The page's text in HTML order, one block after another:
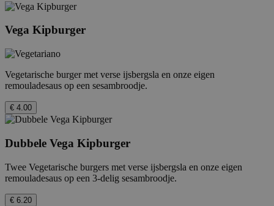
Vega Kipburger
Vegetarische burger met verse ijsbergsla en onze eigen
remouladesaus op een sesambroodje.
€ 4.00
Dubbele Vega Kipburger
Twee Vegetarische burgers met verse ijsbergsla en onze eigen
remouladesaus op een 3-delig sesambroodje.
€ 6.20